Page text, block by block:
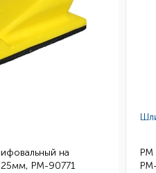
на
РМ-90771
РМ